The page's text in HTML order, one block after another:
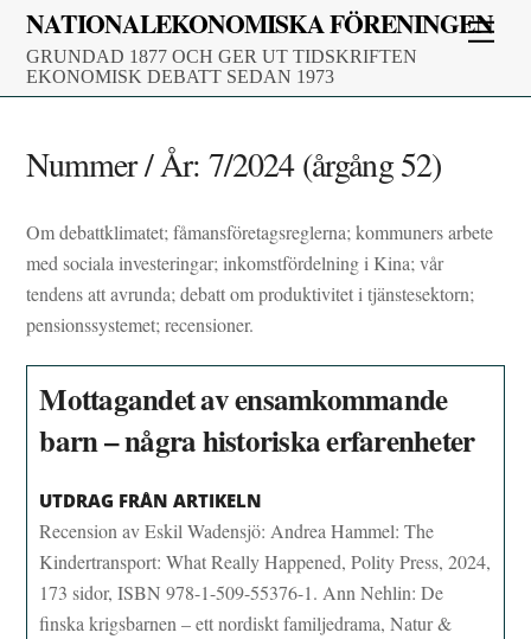
Skip
content
NATIONALEKONOMISKA FÖRENINGEN
GRUNDAD 1877 OCH GER UT TIDSKRIFTEN
EKONOMISK DEBATT SEDAN 1973
Nummer / År: 7/2024 (årgång 52)
Om debattklimatet; fåmansföretagsreglerna; kommuners arbete
med sociala investeringar; inkomstfördelning i Kina; vår
tendens att avrunda; debatt om produktivitet i tjänstesektorn;
pensionssystemet; recensioner.
Mottagandet av ensamkommande
barn – några historiska erfarenheter
UTDRAG FRÅN ARTIKELN
Recension av Eskil Wadensjö: Andrea Hammel: The
Kindertransport: What Really Happened, Polity Press, 2024,
173 sidor, ISBN 978-1-509-55376-1. Ann Nehlin: De
finska krigsbarnen – ett nordiskt familjedrama, Natur &